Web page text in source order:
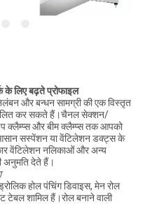
के लिए बढ़ते प्रोफाइल
और बन्धन सामग्री की एक विस्तृत
कर सकते हैं।चैनल सेक्शन/
क्लैम्प्स और बीम क्लैम्प्स तक आपको
सस्पेंशन या वेंटिलेशन डक्ट्स के
वेंटिलेशन नलिकाओं और अन्य
अनुमति देते हैं।
होल पंचिंग डिवाइस, मेन रोल
शामिल हैं।रोल बनाने वाली